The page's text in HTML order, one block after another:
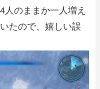
のままか一人増え
たので、嬉しい誤